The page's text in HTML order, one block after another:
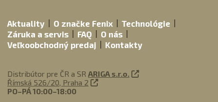
Aktuality O značke Fenix
Technológie
Záruka a servis
FAQ
O nás
Veľkoobchodný predaj
Kontakty
Distribútor pre ČR a SR ARIGA s.r.o.
Římská 526/20, Praha 2
PO–PÁ 10:00–18:00